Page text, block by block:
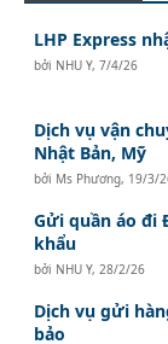
LHP Express
bởi NHU Y,7/4/26
Dịch vụ vận
Nhật Bản, Mỹ
bởi Ms Phương, 19/3/
Gửi quần áo đi
khẩu
bởi NHU Y, 28/2/26
Dịch vụ gửi
bảo